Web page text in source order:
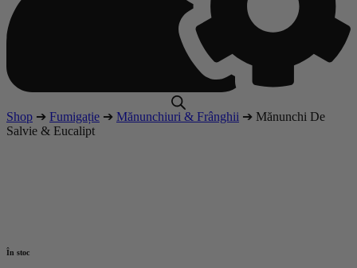
Shop ➔ Fumigație ➔ Mănunchiuri & Frânghii ➔ Mănunchi De
Salvie & Eucalipt
În stoc